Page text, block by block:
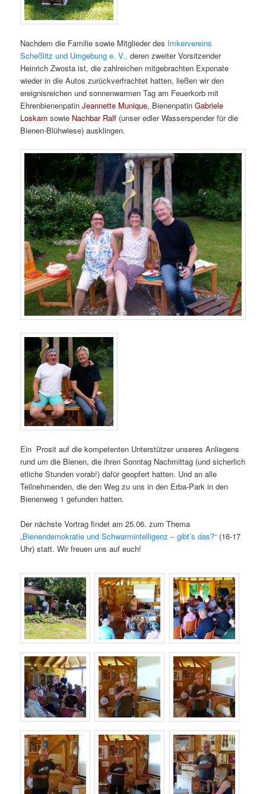
Nachdem die Familie sowie Mitglieder des Imkervereins
Scheßlitz und Umgebung e. V., deren zweiter Vorsitzender
Heinrich Zwosta ist, die zahlreichen mitgebrachten Exponate
wieder in die Autos zurückverfrachtet hatten, ließen wir den
ereignisreichen und sonnenwarmen Tag am Feuerkorb mit
EhrenbienenpatinJeannette Munique, BienenpatinGabriele
Loskarn sowie Nachbar Ralf (unser edler Wasserspender für die
Bienen-Blühwiese) ausklingen.
Ein Prosit auf die kompetenten Unterstützer unseres Anliegens
rund um die Bienen, die ihren Sonntag Nachmittag (und sicherlich
etliche Stunden vorab!) dafür geopfert hatten. Und an alle
Teilnehmenden, die den Weg zu uns in den Erba-Park in den
Bienenweg 1 gefunden hatten.
Der nächste Vortrag findet am 25.06. zum Thema
„Bienendemokratie und Schwarmintelligenz – gibt’s das?“ (16-17
Uhr) statt. Wir freuen uns auf euch!